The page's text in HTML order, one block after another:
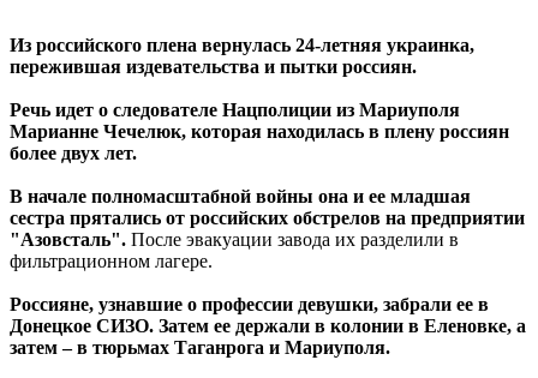
Из российского плена вернулась 24-летняя украинка,
пережившая издевательства и пытки россиян.
Речь идет о следователе Нацполиции из Мариуполя
Марианне Чечелюк, которая находилась в плену россиян
более двух лет.
В начале полномасштабной войны она и ее младшая
сестра прятались от российских обстрелов на предприятии
"Азовсталь". После эвакуации завода их разделили в
фильтрационном лагере.
Россияне, узнавшие о профессии девушки, забрали ее в
Донецкое СИЗО. Затем ее держали в колонии в Еленовке, а
затем – в тюрьмах Таганрога и Мариуполя.